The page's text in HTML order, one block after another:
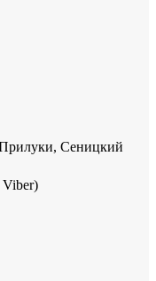
Прилуки, Сеницкий
Viber)